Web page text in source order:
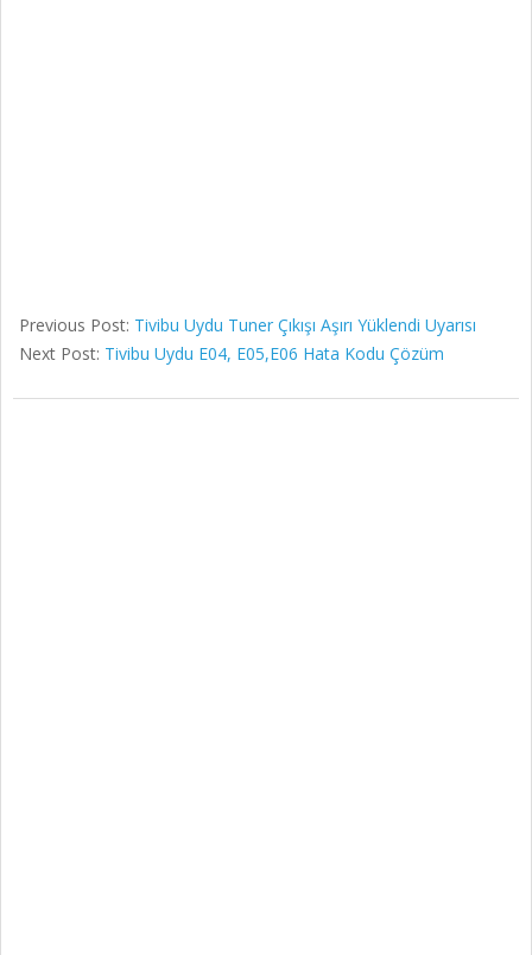
Previous Post: Tivibu Uydu Tuner Çıkışı Aşırı Yüklendi Uyarısı
Next Post: Tivibu Uydu E04, E05,E06 Hata Kodu Çözüm